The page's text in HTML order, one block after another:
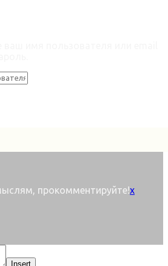
прокомментируйте!x
Insert